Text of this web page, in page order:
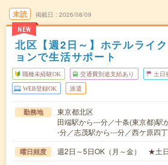
未読
NEW
掲載日 2026/08/09
北区【週2日～】ホテルライ
ョンで生活サポート
職種未経験OK 交通費別途支給あり 土日
WEB登録OK 派遣
勤務地
東京都北区
田端駅から---分／十条(東京都)駅
-分／志茂駅から---分／西ケ原四
曜日頻度 週2日～5日OK（月～金） ★土